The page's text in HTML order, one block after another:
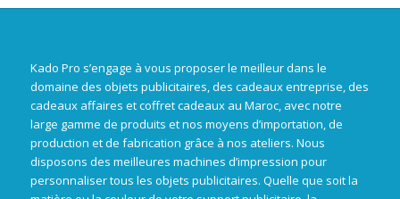
Kado Pro s’engage à vous proposer le meilleur dans le
domaine des objets publicitaires, des cadeaux entreprise, des
cadeaux affaires et coffret cadeaux au Maroc, avec notre
large gamme de produits et nos moyens d’importation, de
production et de fabrication grâce à nos ateliers. Nous
disposons des meilleures machines d’impression pour
personnaliser tous les objets publicitaires. Quelle que soit la